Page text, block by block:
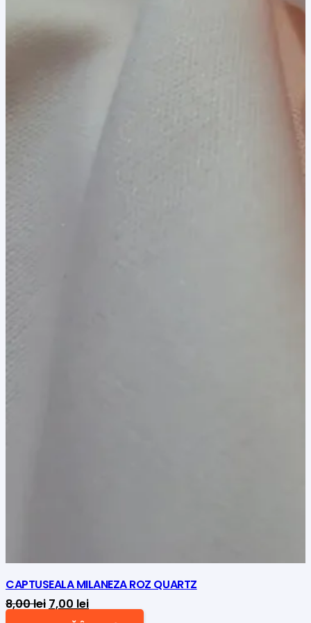
CAPTUSEALA MILANEZA ROZ QUARTZ
8,00lei Prețul
7,00 leiPrețul